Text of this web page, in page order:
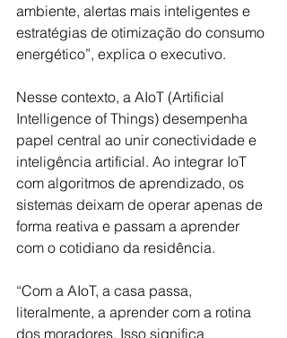
ambiente, alertas mais inteligentes e
estratégias de otimização do consumo
energético”, explica o executivo.
Nesse contexto, a AIoT (Artificial
Intelligence of Things) desempenha
papel central ao unir conectividade e
inteligência artificial. Ao integrar IoT
com algoritmos de aprendizado, os
sistemas deixam de operar apenas de
forma reativa e passam a aprender
com o cotidiano da residência.
“Com a AIoT, a casa passa,
literalmente, a aprender com a rotina
dos moradores. Isso significa